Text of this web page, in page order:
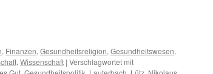
, Finanzen,Gesundheitsreligion,Gesundheitswesen,
,Wissenschaft | Verschlagwortet mit